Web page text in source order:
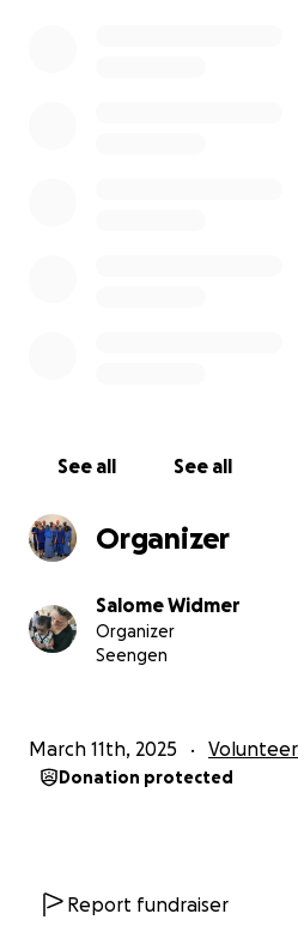
See all See all
Organizer
Salome Widmer
Organizer
Seengen
March 11th, 2025 Volunteer
Donation protected
Report fundraiser